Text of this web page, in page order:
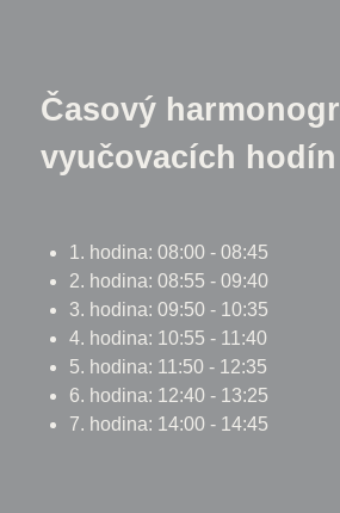
Časový
vyučovacích hodín
1. hodina: 08:00 - 08:45
2. hodina: 08:55 - 09:40
3. hodina: 09:50 - 10:35
4. hodina: 10:55 - 11:40
5. hodina: 11:50 - 12:35
6. hodina: 12:40 - 13:25
7. hodina: 14:00 - 14:45